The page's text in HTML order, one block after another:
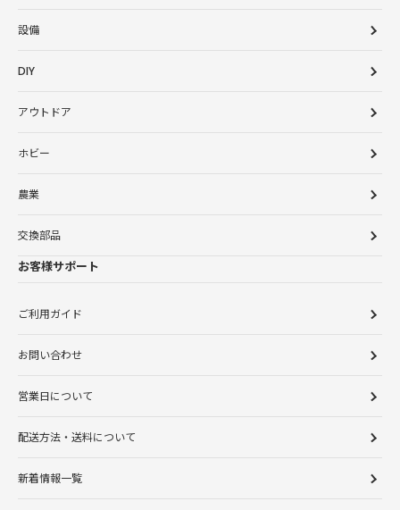
設備
DIY
アウトドア
ホビー
農業
交換部品
お客様サポート
ご利用ガイド
お問い合わせ
営業日について
配送方法・送料について
新着情報一覧